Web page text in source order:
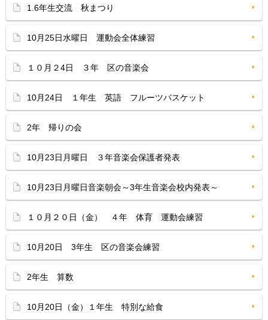
1.6年生交流 秋まつり
10月25日水曜日 運動会全体練習
１０月２4日 ３年 区の音楽会
10月24日 １年生 英語 フルーツバスケット
2年 帰りの会
10月23日月曜日 ３年音楽会保護者発表
10月23日月曜日音楽朝会～3年生音楽会校内発表～
１０月２０日（金） ４年 体育 運動会練習
10月20日 3年生 区の音楽会練習
2年生 算数
10月20日（金）１年生 特別な給食